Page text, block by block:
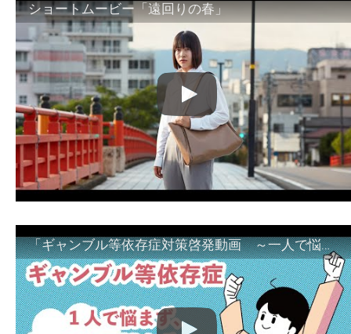
ショートムービー「遠回りの春」
「ギャンブル等依存症対策啓発動画 ～一人で悩まず、家族で悩まず、まず！相談機関へ～」